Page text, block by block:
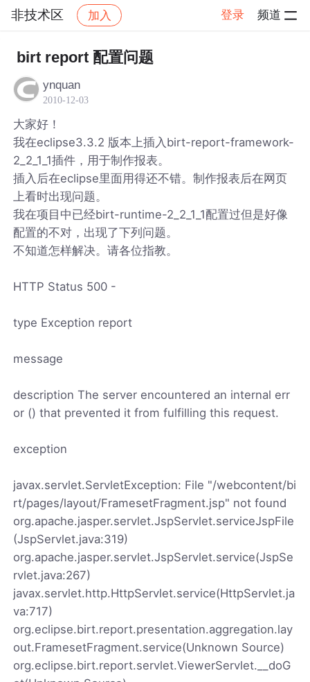
非技术区 加入 登录 频道
社区 非技术区 帖子详情
birt report 配置问题
ynquan
2010-12-03
大家好！
我在eclipse3.3.2 版本上插入birt-report-framework-
2_2_1_1插件，用于制作报表。
插入后在eclipse里面用得还不错。制作报表后在网页
上看时出现问题。
我在项目中已经birt-runtime-2_2_1_1配置过但是好像
配置的不对，出现了下列问题。
不知道怎样解决。请各位指教。
HTTP Status 500 -
type Exception report
message
description The server encountered an internal err
or () that prevented it from fulfilling this request.
exception
javax.servlet.ServletException: File "/webcontent/bi
rt/pages/layout/FramesetFragment.jsp" not found
org.apache.jasper.servlet.JspServlet.serviceJspFile
(JspServlet.java:319)
org.apache.jasper.servlet.JspServlet.service(JspSe
rvlet.java:267)
javax.servlet.http.HttpServlet.service(HttpServlet.ja
va:717)
org.eclipse.birt.report.presentation.aggregation.lay
out.FramesetFragment.service(Unknown Source)
org.eclipse.birt.report.servlet.ViewerServlet.__doG